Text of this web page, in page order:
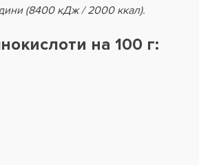
(8400 кДж / 2000 ккал).
на 100 г: